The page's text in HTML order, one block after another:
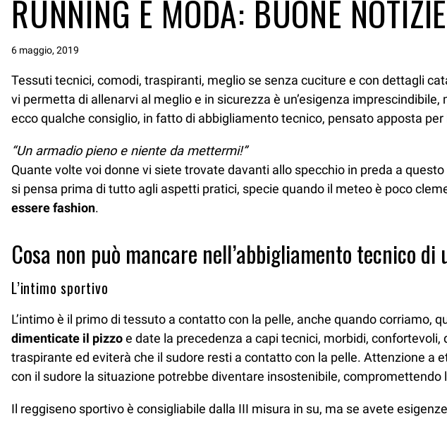
RUNNING E MODA: BUONE
6 maggio, 2019
Tessuti tecnici, comodi, traspiranti, meglio se senza cuciture e con dettagli
vi permetta di allenarvi al meglio e in sicurezza è un’esigenza imprescindibile,
ecco qualche consiglio, in fatto di abbigliamento tecnico, pensato apposta per
“Un armadio pieno e niente da mettermi!”
Quante volte voi donne vi siete trovate davanti allo specchio in preda a
si pensa prima di tutto agli aspetti pratici, specie quando il meteo è poco
essere fashion.
Cosa non può mancare nell’abbigliamento tecnico
L’intimo sportivo
L’intimo è il primo di tessuto a contatto con la pelle, anche quando corriamo,
dimenticate il pizzoe date la precedenza a capi tecnici, morbidi,
traspirante ed eviterà che il sudore resti a contatto con la pelle. Attenzione
con il sudore la situazione potrebbe diventare insostenibile, compromettendo
Il reggiseno sportivo è consigliabile dalla III misura in su, ma se avete